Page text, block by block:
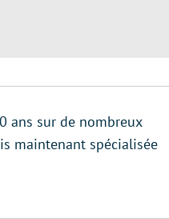
ans sur de nombreux
maintenant spécialisée